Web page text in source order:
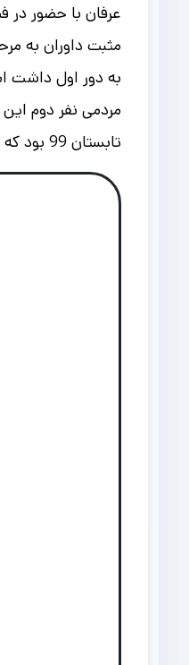
عرفان با حضور
مثبت داوران به
به دور اول داشت
مردمی نفر دوم
تابستان 99 بود که عرفان اولین اهنگ خود به اسم وفا را منشر کرد و بعد از آن سال 1400 بود که آهنگ کجایی را منتشر ساخت.